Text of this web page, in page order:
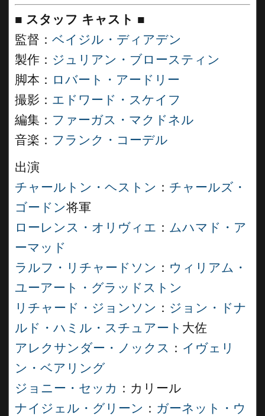
■ スタッフ キャスト ■
監督： ベイジル・ディアデン
製作： ジュリアン・ブロースティン
脚本： ロバート・アードリー
撮影： エドワード・スケイフ
編集： ファーガス・マクドネル
音楽： フランク・コーデル
出演
チャールトン・ヘストン ： チャールズ・
ゴードン将軍
ローレンス・オリヴィエ ： ムハマド・ア
ーマッド
ラルフ・リチャードソン ： ウィリアム・
ユーアート・グラッドストン
リチャード・ジョンソン ： ジョン・ドナ
ルド・ハミル・スチュアート 大佐
アレクサンダー・ノックス ： イヴェリ
ン・ベアリング
ジョニー・セッカ ：カリール
ナイジェル・グリーン ： ガーネット・ウ